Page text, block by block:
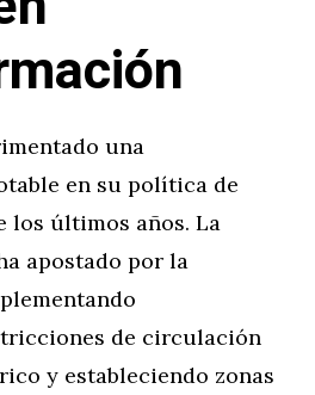
una
en su política de
los últimos años. La
apostado por la
de circulación
y estableciendo zonas